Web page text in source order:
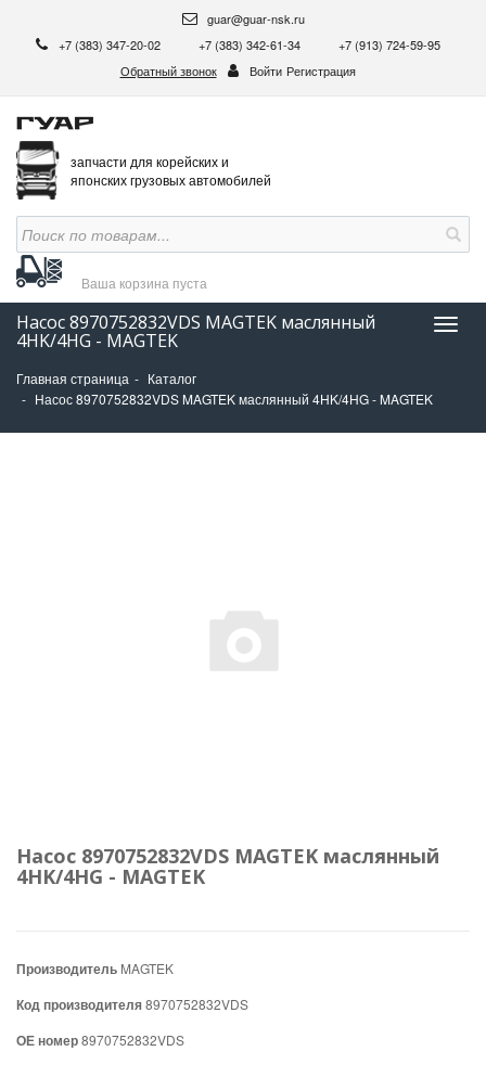
guar@guar-nsk.ru
+7 (383) 347-20-02
+7 (383) 342-61-34
+7 (913) 724-59-95
Обратный звонок
Войти Регистрация
запчасти для корейских и
японских грузовых автомобилей
Ваша корзина пуста
Насос 8970752832VDS MAGTEK маслянный
4HK/4HG - MAGTEK
Главная страница
Каталог
Насос 8970752832VDS MAGTEK маслянный 4HK/4HG - MAGTEK
Насос 8970752832VDS MAGTEK маслянный
4HK/4HG - MAGTEK
Производитель MAGTEK
Код производителя8970752832VDS
ОЕ номер8970752832VDS